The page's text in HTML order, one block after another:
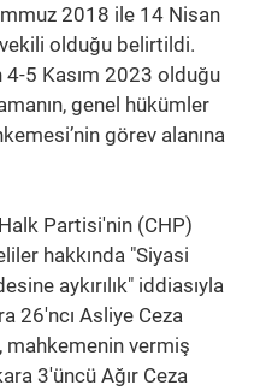
2018 ile 14 Nisan
olduğu belirtildi.
5 Kasım 2023 olduğu
genel hükümler
görev alanına
Partisi'nin (CHP)
hakkında "Siyasi
aykırılık" iddiasıyla
26'ncı Asliye Ceza
mahkemenin vermiş
3'üncü Ağır Ceza